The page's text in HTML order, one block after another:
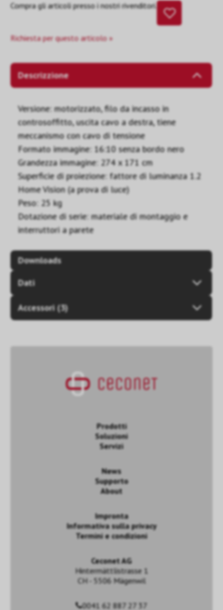
Compra gli articoli presso i nostri rivenditori.
Richiesta per questo articolo »
Descrizzione
Versione: motorizzato, filo da incasso in
controsoffitto, uscita cavo a destra, tiene
meccanismo con cavo di tensione
Formato immagine: 16:10 senza bordo nero
Grandezza immagine: 274 x 171 cm
Superficie di proiezione: fattore di luminanza 1.2
Home Vision (a prova di luce)
Peso: 25 kg
Dotazione di serie: materiale di montaggio e
interruttori a parete
Downloads
Dati
Accessori (3)
Prodotti
Soluzioni
Servizi
News
Supporto
About
Impronta
Informativa sulla privacy
Termini e condizioni
Ceconet AG
Hintermättlistrasse 1
CH - 5506 Mägenwil
0041 62 887 27 37